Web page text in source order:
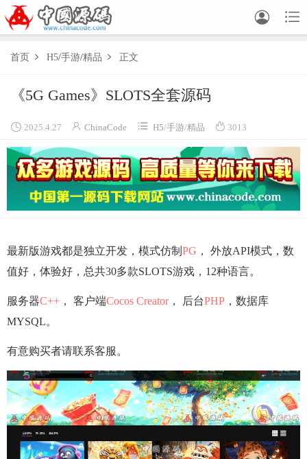


首页  H5/手游/精品  正文
《5G Games》SLOTS全套源码
 2025.4.27  ChinaCode  H5/手游/精品  3013
最新版游戏都是独立开发，模式仿制 PG ， 外放API模式，数
值好，体验好，总共30多款SLOTS游戏，12种语言。
服务器C++ ， 客户端Cocos Creator， 后台PHP ，数据库
MYSQL。
有意购买者请联系客服。